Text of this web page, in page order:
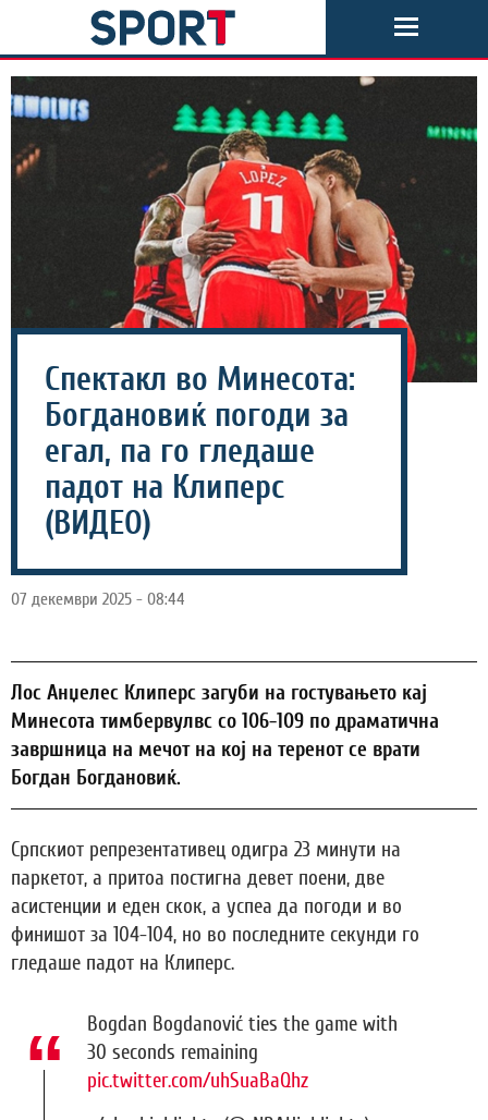
Спектакл во Минесота:
Богдановиќ погоди за
егал, па го гледаше
падот на Клиперс
(ВИДЕО)
07 декември 2025 - 08:44
Лос Анџелес Клиперс загуби на гостувањето кај
Минесота тимбервулвс со 106-109 по драматична
завршница на мечот на кој на теренот се врати
Богдан Богдановиќ.
Српскиот репрезентативец одигра 23 минути на
паркетот, а притоа постигна девет поени, две
асистенции и еден скок, а успеа да погоди и во
финишот за 104-104, но во последните секунди го
гледаше падот на Клиперс.
Bogdan Bogdanović ties the game with
30 seconds remaining
pic.twitter.com/uhSuaBaQhz